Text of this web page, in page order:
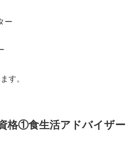
ー
す。
格①食生活アドバイザー